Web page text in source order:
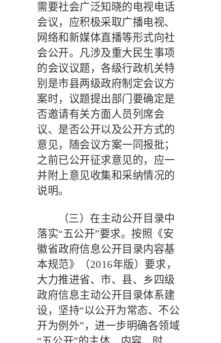
需要社会广泛知晓的电视电话
会议，应积极采取广播电视、
网络和新媒体直播等形式向社
会公开。凡涉及重大民生事项
的会议议题，各级行政机关特
别是市县两级政府制定会议方
案时，议题提出部门要确定是
否邀请有关方面人员列席会
议、是否公开以及公开方式的
意见，随会议方案一同报批；
之前已公开征求意见的，应一
并附上意见收集和采纳情况的
说明。
（三）在主动公开目录中
落实“五公开”要求。按照《安
徽省政府信息公开目录内容基
本规范》（2016年版）要求，
大力推进省、市、县、乡四级
政府信息主动公开目录体系建
设，坚持“以公开为常态、不公
开为例外”，进一步明确各领域